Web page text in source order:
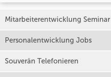
Mitarbeiterentwicklung Seminar
Personalentwicklung Jobs
Souverän Telefonieren